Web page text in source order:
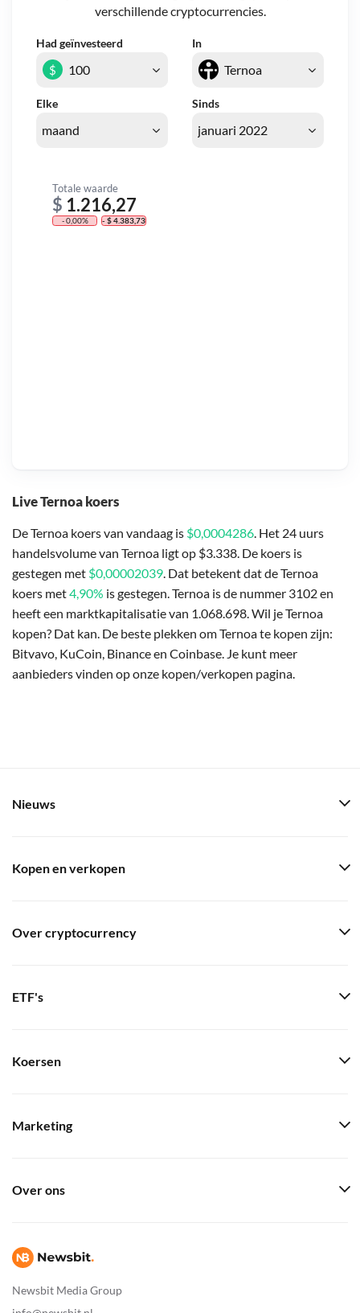
Live Ternoa koers
De Ternoa koers van vandaag is $0,0004286. Het 24 uurs
handelsvolume van Ternoa ligt op $3.338. De koers is
gestegen met $0,00002039. Dat betekent dat de Ternoa
koers met4,90% is gestegen. Ternoa is de nummer 3102 en
heeft een marktkapitalisatie van 1.068.698. Wil je Ternoa
kopen? Dat kan. De beste plekken om Ternoa te kopen zijn:
Bitvavo, KuCoin, Binance en Coinbase. Je kunt meer
aanbieders vinden op onze kopen/verkopen pagina.
verschillende cryptocurrencies.
Had geïnvesteerd In
Elke Sinds
$
Totale waarde
$ 1.216,27
- 0,00% - $ 4.383,73
Newsbit Media Group
Nieuws
Kopen en verkopen
Over cryptocurrency
ETF's
Koersen
Marketing
Over ons